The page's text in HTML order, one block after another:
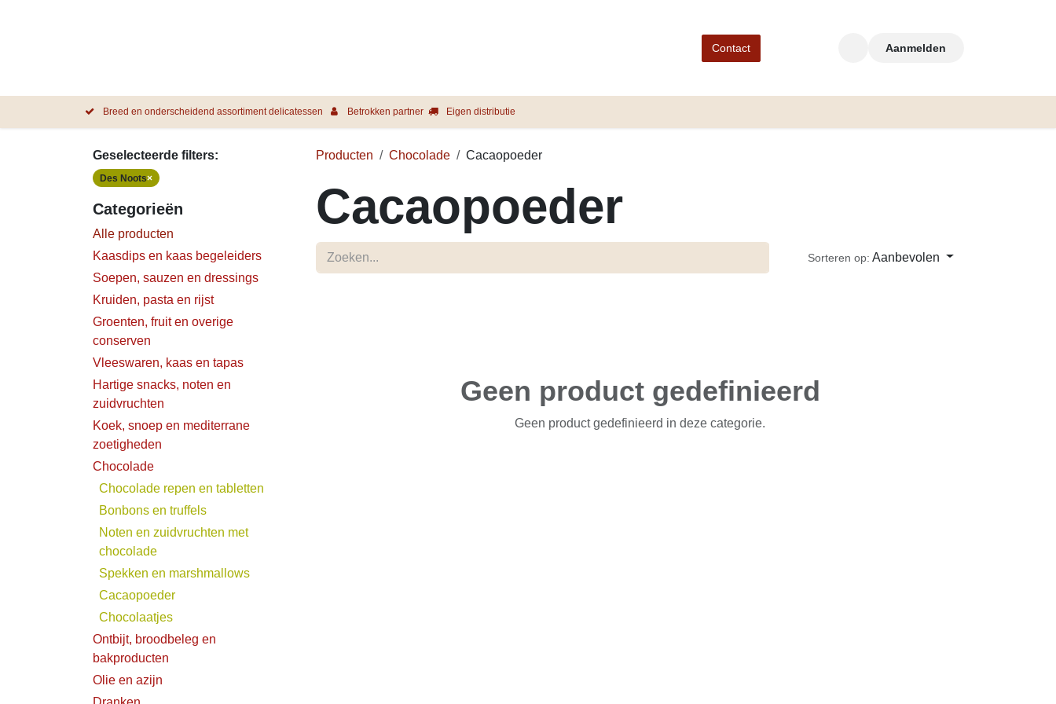
Contact Aanmelden
Breed en onderscheidend assortiment delicatessen Betrokken partner Eigen distributie
Geselecteerde filters:
Des Noots×
Categorieën
Alle producten
Kaasdips en kaas begeleiders
Soepen, sauzen en dressings
Kruiden, pasta en rijst
Groenten, fruit en overige
conserven
Vleeswaren, kaas en tapas
Hartige snacks, noten en
zuidvruchten
Koek, snoep en mediterrane
zoetigheden
Chocolade
Chocolade repen en tabletten
Bonbons en truffels
Noten en zuidvruchten met
chocolade
Spekken en marshmallows
Cacaopoeder
Chocolaatjes
Ontbijt, broodbeleg en
bakproducten
Olie en azijn
Producten Chocolade Cacaopoeder
Cacaopoeder
Sorteren op: Aanbevolen
Geen product gedefinieerd
Geen product gedefinieerd in deze categorie.